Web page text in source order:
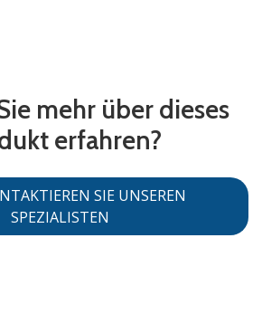
mehr über dieses
erfahren?
SIE UNSEREN
SPEZIALISTEN